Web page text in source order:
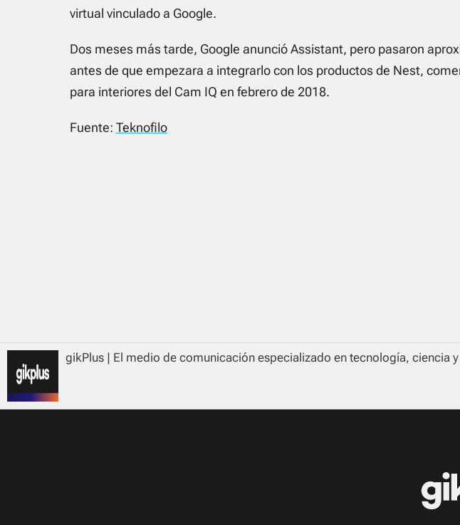
virtual vinculado a Google.
Dos meses más tarde, Google anunció Assistant, pero pasaron
antes de que empezara a integrarlo con los productos de Nest,
para interiores del Cam IQ en febrero de 2018.
Fuente: Teknofilo
gikPlus | El medio de comunicación especializado en tecnología, ciencia